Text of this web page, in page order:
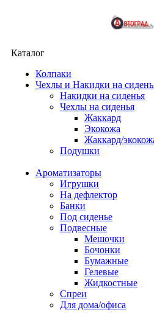
Каталог
Колпаки
Чехлы и Накидки на
Накидки на сиденья
Чехлы на сиденья
Жаккард
Экокожа
Жаккард/
Подушки
Ароматизаторы
Игрушки
На дефлектор
Банки
Под сиденье
Подвесные
Мешочки
Бочонки
Бумажные
Гелевые
Жидкостные
Спреи
Для дома/офиса